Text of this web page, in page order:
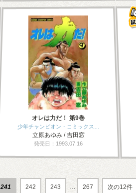
オレは力だ！ 第9巻
少年チャンピオン・コミックス…
立原あゆみ / 吉田窓
発売日：1993.07.16
241 242 243 … 267 次の12件